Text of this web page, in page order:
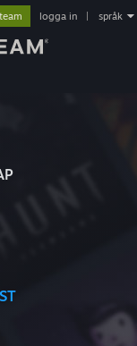
logga in språk